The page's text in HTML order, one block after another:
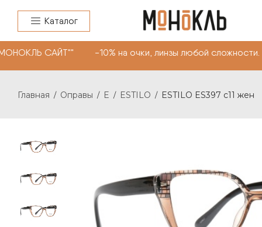
Каталог
САЙТ"" -10% на очки, линзы любой
Главная / Оправы / E / ESTILO / ESTILO ES397 с11 жен